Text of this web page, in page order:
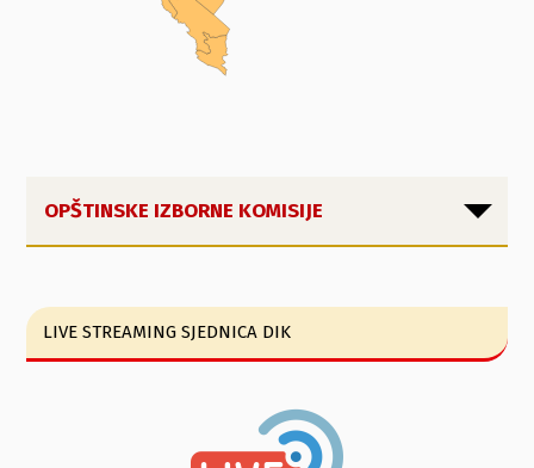
OPŠTINSKE IZBORNE KOMISIJE
LIVE STREAMING SJEDNICA DIK